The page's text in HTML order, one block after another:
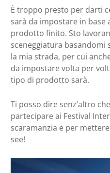
È troppo presto per darti
sarà da impostare in base
prodotto finito. Sto
sceneggiatura basandomi
la mia strada, per cui
da impostare volta per
tipo di prodotto sarà.
Ti posso dire senz’altro
partecipare ai Festival
scaramanzia e per
see!